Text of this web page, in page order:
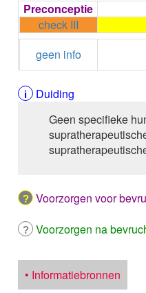
Preconceptie
check III
geen info
Duiding
Geen specifieke
Voorzorgen voor
Voorzorgen na
• Informatiebronnen